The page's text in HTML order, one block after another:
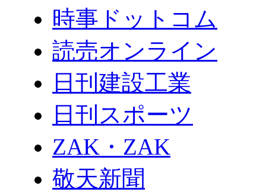
時事ドットコム
読売オンライン
日刊建設工業
日刊スポーツ
ZAK・ZAK
敬天新聞